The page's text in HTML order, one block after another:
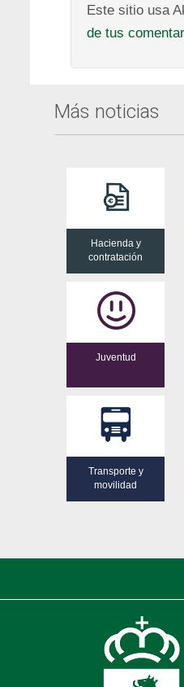
Este sitio usa
de tus
Más noticias
Hacienda y
contratación
Juventud
Transporte y
movilidad